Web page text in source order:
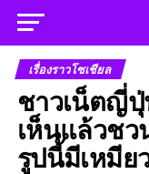
เรื่องราวโซเชียล
ชาวเน็ตญี่
เห็นแล้วชว
รูปนี้มีเหมีย